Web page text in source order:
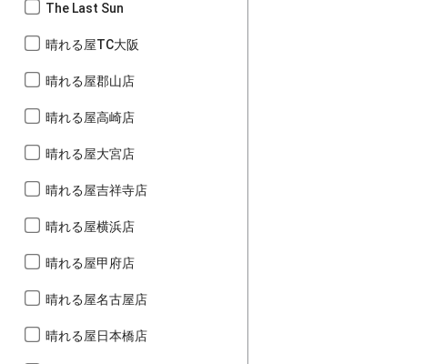
The Last Sun
晴れる屋TC大阪
晴れる屋郡山店
晴れる屋高崎店
晴れる屋大宮店
晴れる屋吉祥寺店
晴れる屋横浜店
晴れる屋甲府店
晴れる屋名古屋店
晴れる屋日本橋店